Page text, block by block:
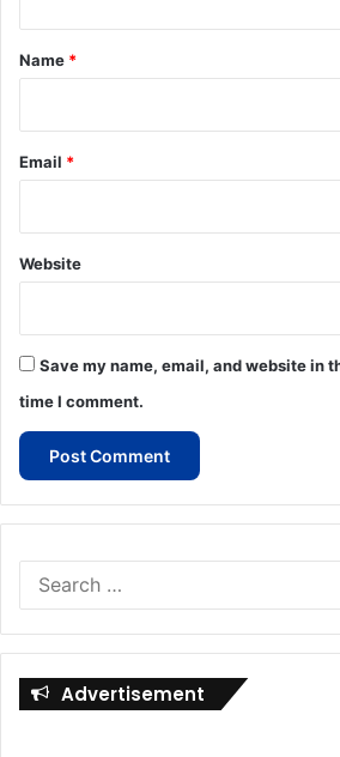
*
Name *
Email *
Website
Save my name, email, and website in
time I comment.
Advertisement